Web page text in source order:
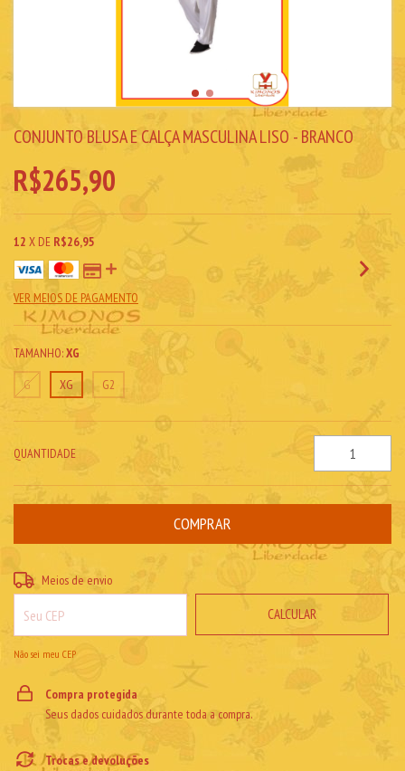
CONJUNTO BLUSA E CALÇA MASCULINA LISO - BRANCO
R$265,90
12 X DE R$26,95
VER MEIOS DE PAGAMENTO
TAMANHO:XG
G
XG G2
QUANTIDADE
Entregas para o CEP: ALTERAR CEP
Meios de envio
CALCULAR
Não sei meu CEP
Compra protegida
Seus dados cuidados durante toda a compra.
Trocas e devoluções